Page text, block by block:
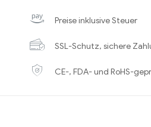
Preise inklusive Steuer
SSL-Schutz, sichere
CE-, FDA- und RoHS-